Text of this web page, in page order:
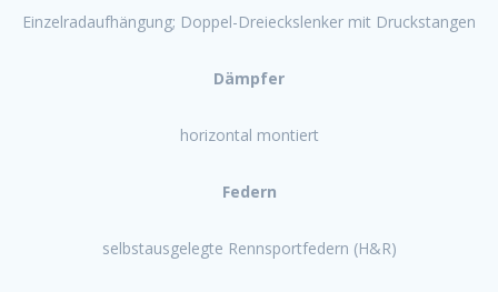
Einzelradaufhängung; Doppel-Dreieckslenker mit Druckstangen
Dämpfer
horizontal montiert
Federn
selbstausgelegte Rennsportfedern (H&R)